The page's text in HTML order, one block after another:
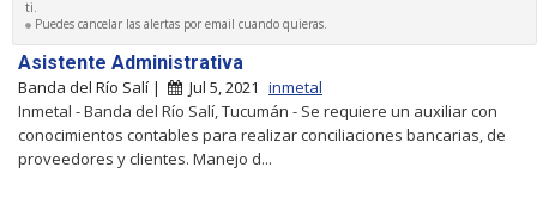
ti.
Puedes cancelar las alertas por email cuando quieras.
Asistente Administrativa
Banda del Río Salí | Jul 5, 2021 inmetal
Inmetal - Banda del Río Salí, Tucumán - Se requiere un auxiliar con
conocimientos contables para realizar conciliaciones bancarias, de
proveedores y clientes. Manejo d...